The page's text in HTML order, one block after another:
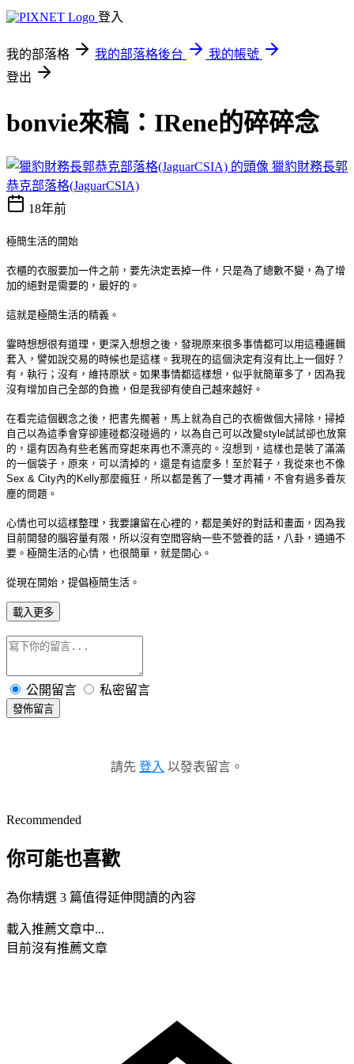
登入
我的部落格 我的部落格後台
我的帳號
登出
bonvie來稿：IRene的碎碎念
獵豹財務長郭
恭克部落格(JaguarCSIA)
18年前
極簡生活的開始
衣櫃的衣服要加一件之前，要先決定丟掉一件，只是為了總數不變，為了增
加的絕對是需要的，最好的。
這就是極簡生活的精義。
霎時想想很有道理，更深入想想之後，發現原來很多事情都可以用這種邏輯
套入，譬如說交易的時候也是這樣。我現在的這個決定有沒有比上一個好？
有，執行；沒有，維持原狀。如果事情都這樣想，似乎就簡單多了，因為我
沒有增加自己全部的負擔，但是我卻有使自己越來越好。
在看完這個觀念之後，把書先擱著，馬上就為自己的衣櫥做個大掃除，掃掉
自己以為這季會穿卻連碰都沒碰過的，以為自己可以改變style試試卻也放棄
的，還有因為有些老舊而穿起來再也不漂亮的。沒想到，這樣也是裝了滿滿
的一個袋子，原來，可以清掉的，還是有這麼多！至於鞋子，我從來也不像
Sex & City內的 Kelly那麼瘋狂，所以都是舊了一雙才再補，不會有過多養灰
塵的問題。
心情也可以這樣整理，我要讓留在心裡的，都是美好的對話和畫面，因為我
目前開發的腦容量有限，所以沒有空間容納一些不營養的話，八卦，通通不
要。極簡生活的心情，也很簡單，就是開心。
從現在開始，提倡極簡生活。
載入更多
公開留言 私密留言
發佈留言
請先 登入 以發表留言。
Recommended
你可能也喜歡
為你精選 3 篇值得延伸閱讀的內容
載入推薦文章中...
目前沒有推薦文章